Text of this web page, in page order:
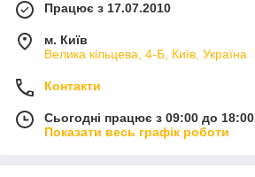
Працює з 17.07.2010
м. Київ
Велика кільцева, 4-Б, Київ, Україна
Контакти
Сьогодні працює з 09:00 до 18:00
Показати весь графік роботи